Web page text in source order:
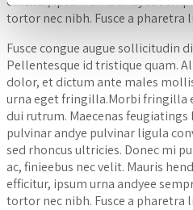
tortor nec nibh. Fusce a pharetra
Fusce congue augue sollicitudin
Pellentesque id tristique quam.
dolor, et dictum ante males
urna eget fringilla.Morbi fringilla
dui rutrum. Maecenas
pulvinar andye pulvinar ligula
sed rhoncus ultricies. Donec mi
ac, finieebus nec velit. Mauris
efficitur, ipsum urna andyee
tortor nec nibh. Fusce a pharetra